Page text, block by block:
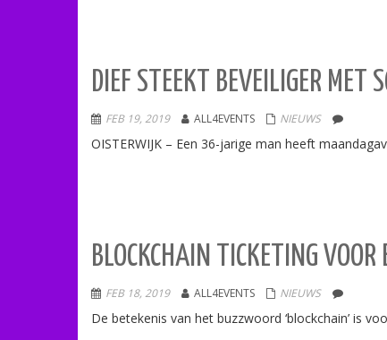
DIEF STEEKT BEVEILIGER
FEB 19, 2019 ALL4EVENTS NIEUWS
OISTERWIJK – Een 36-jarige man heeft
BLOCKCHAIN TICKETING
FEB 18, 2019 ALL4EVENTS NIEUWS
De betekenis van het buzzwoord ‘blockchain’ is